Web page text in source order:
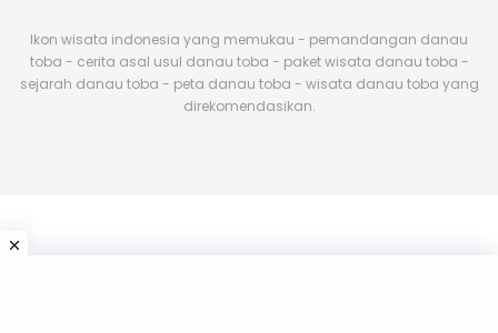
Ikon wisata indonesia yang memukau - pemandangan danau
toba - cerita asal usul danau toba - paket wisata danau toba -
sejarah danau toba - peta danau toba - wisata danau toba yang
direkomendasikan.